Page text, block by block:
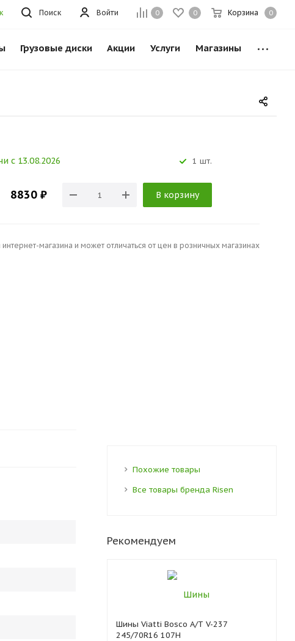
0 0 Корзина 0
Войти
Поиск
Грузовые диски Акции Услуги Магазины
c 13.08.2026 1 шт.
8830 ₽ В корзину
магазина и может отличаться от цен в розничных магазинах
Похожие товары
Все товары бренда Risen
Рекомендуем
Шины Viatti Bosco A/T V-237
245/70R16 107H